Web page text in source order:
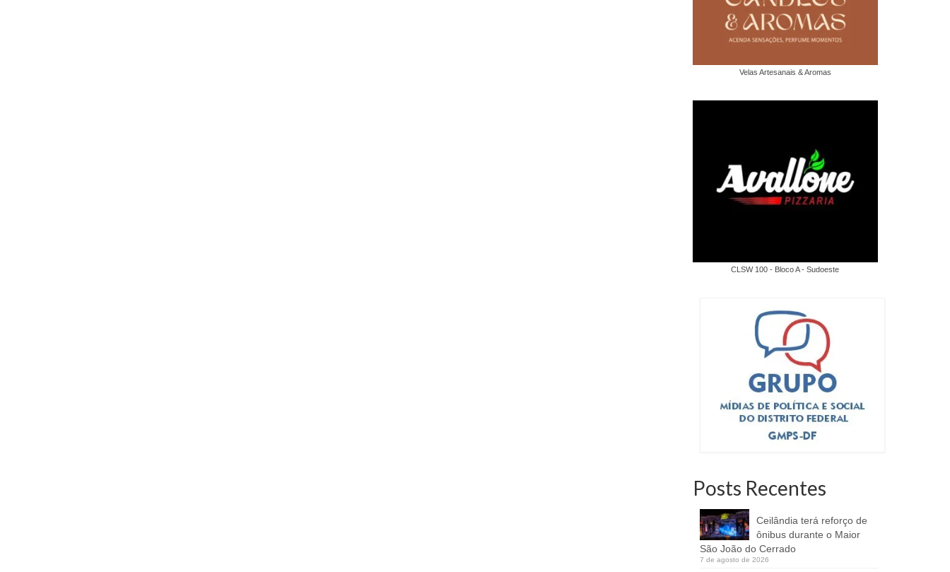
Velas Artesanais & Aromas
CLSW 100 - Bloco A - Sudoeste
Posts Recentes
Ceilândia terá reforço de
ônibus durante o Maior
São João do Cerrado
7 de agosto de 2026